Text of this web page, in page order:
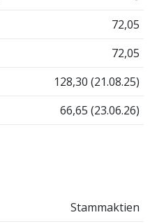
72,05
72,05
128,30 (21.08.25)
66,65 (23.06.26)
Stammaktien